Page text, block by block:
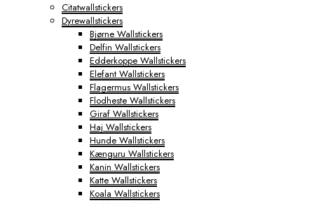
Citatwallstickers
Dyrewallstickers
Bjørne Wallstickers
Delfin Wallstickers
Edderkoppe Wallstickers
Elefant Wallstickers
Flagermus Wallstickers
Flodheste Wallstickers
Giraf Wallstickers
Haj Wallstickers
Hunde Wallstickers
Kænguru Wallstickers
Kanin Wallstickers
Katte Wallstickers
Koala Wallstickers